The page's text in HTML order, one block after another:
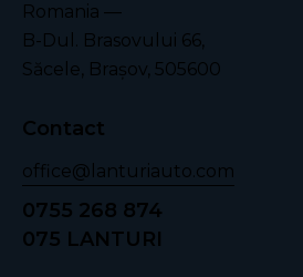
Romania —
B-Dul. Brasovului 66,
Săcele, Braşov, 505600
Contact
office@lanturiauto.com
0755 268 874
075 LANTURI